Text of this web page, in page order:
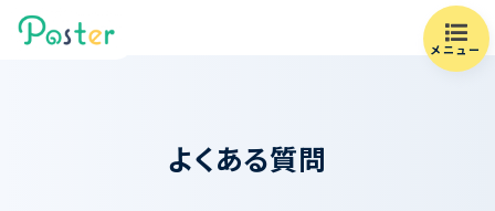
メニュー
よくある質問